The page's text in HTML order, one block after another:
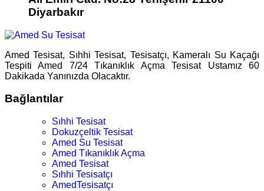
Diyarbakır
Amed Tesisat, Sıhhi Tesisat, Tesisatçı, Kameralı Su Kaçağı
Tespiti Amed 7/24 Tıkanıklık Açma Tesisat Ustamız 60
Dakikada Yanınızda Olacaktır.
Bağlantılar
Sıhhi Tesisat
Dokuzçeltik Tesisat
Amed Su Tesisat
Amed Tıkanıklık Açma
Amed Tesisat
Sıhhi Tesisatçı
AmedTesisatçı